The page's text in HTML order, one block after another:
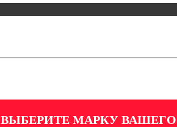
ВЫБЕРИТЕ МАРКУ